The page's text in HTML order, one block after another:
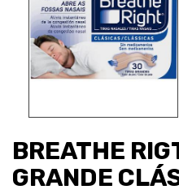
BREATHE
GRANDE